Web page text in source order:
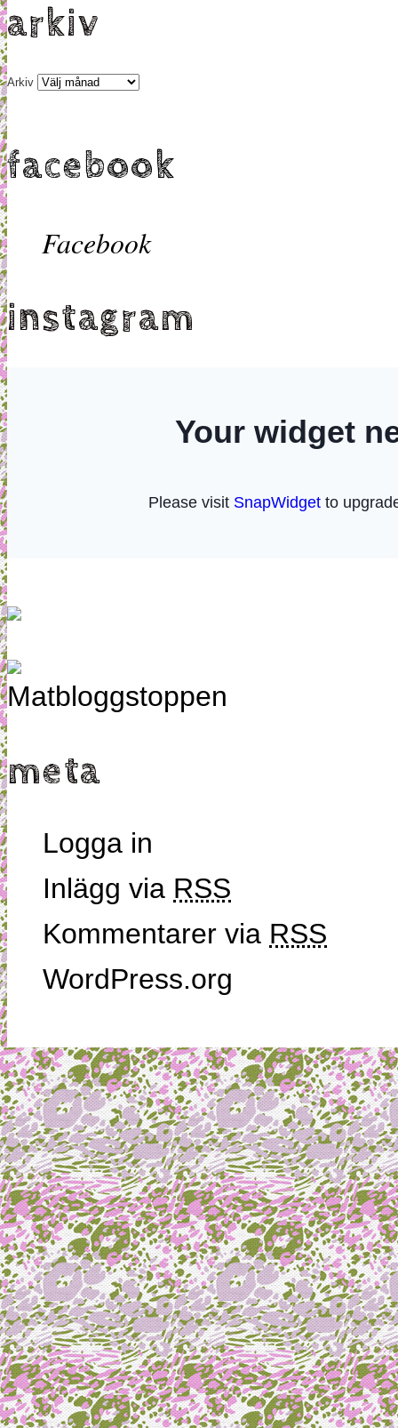
arkiv
Arkiv
facebook
Facebook
instagram
meta
Logga in
Inlägg via RSS
Kommentarer via RSS
WordPress.org